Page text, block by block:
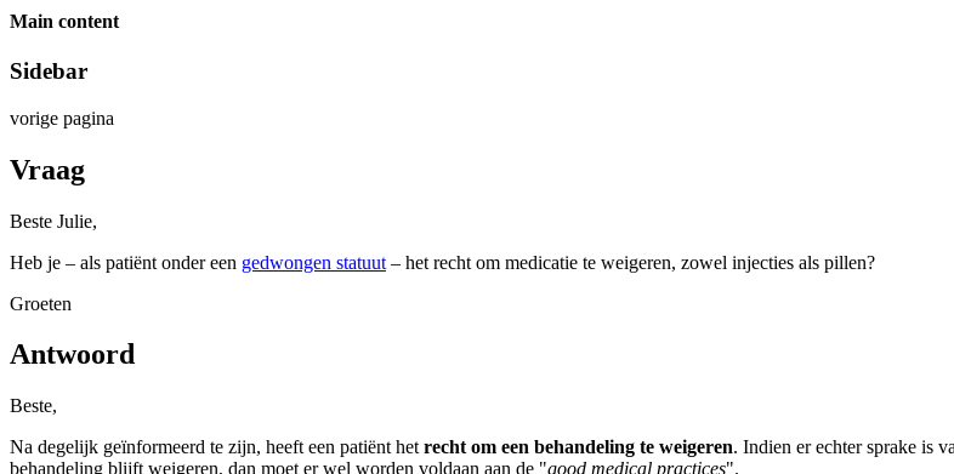
Main content
Sidebar
vorige pagina
Vraag
Beste Julie,
Heb je – als patiënt onder een gedwongen statuut – het recht om medicatie te weigeren, zowel injecties als pillen?
Groeten
Antwoord
Beste,
Na degelijk geïnformeerd te zijn, heeft een patiënt het recht om een behandeling te weigeren. Indien er echter sprake is
behandeling blijft weigeren, dan moet er wel worden voldaan aan de "good medical practices".